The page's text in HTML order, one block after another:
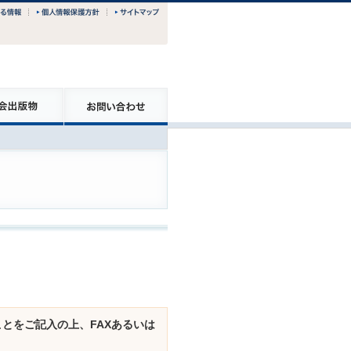
をご記入の上、FAXあるいは